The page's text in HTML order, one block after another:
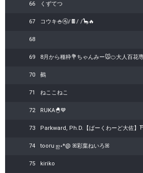
66 くずてつ
67 コウキ🍚🚰/🍫/ /🦕🔥
68
69 8月から種枠💐ちゃんみー🐭🍊大人百花
70 鵺
71 ねここねこ
72 RUKA🐣💙
73 Parkward, Ph.D.【ぱーくわーど大佐】
74 tooru‪ ஐ‬⋆*@ ꕤ彩葉ねいろꕤ
75 kiriko